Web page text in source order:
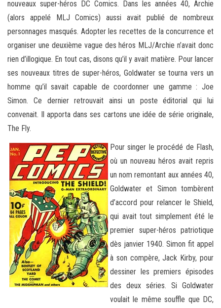
nouveaux super-héros DC Comics. Dans les années 40, Archie
(alors appelé MLJ Comics) aussi avait publié de nombreux
personnages masqués. Adopter les recettes de la concurrence et
organiser une deuxième vague des héros MLJ/Archie n’avait donc
rien d’illogique. En tout cas, disons qu’il y avait matière. Pour lancer
ses nouveaux titres de super-héros, Goldwater se tourna vers un
homme qu’il savait capable de coordonner une gamme : Joe
Simon. Ce dernier retrouvait ainsi un poste éditorial qui lui
convenait. Il apporta dans ses cartons une idée de série originale,
The Fly.
Pour singer le procédé de Flash,
où un nouveau héros avait repris
un nom remontant aux années 40,
Goldwater et Simon tombèrent
d’accord pour relancer le Shield,
qui avait tout simplement été le
premier super-héros patriotique
dès janvier 1940. Simon fit appel
à son compère, Jack Kirby, pour
dessiner les premiers épisodes
des deux séries. Si Goldwater
voulait le même souffle que DC,